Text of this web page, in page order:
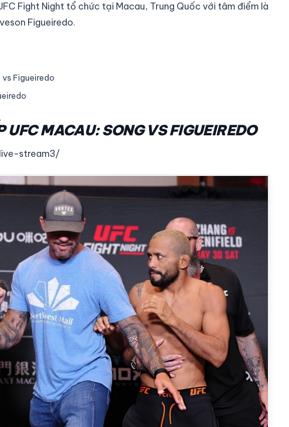
Fight Night tổ chức tại Macau, Trung Quốc với tâm điểm là
Figueiredo.
Figueiredo
UFC MACAU: SONG VS FIGUEIREDO
stream3/